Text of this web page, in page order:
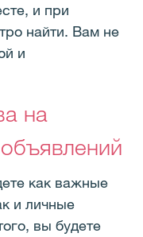
и при
найти. Вам не
и
на
как важные
и личные
вы будете